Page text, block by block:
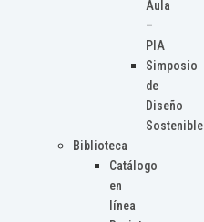
Aula
–
PIA
Simposio
de
Diseño
Sostenible
Biblioteca
Catálogo
en
línea